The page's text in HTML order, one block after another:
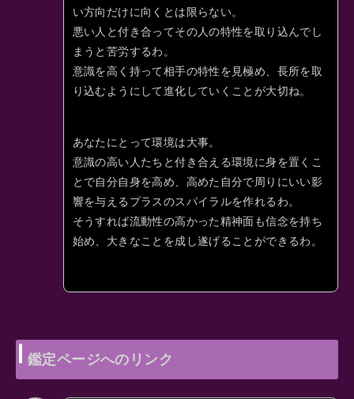
い方向だけに向くとは限らない。
悪い人と付き合ってその人の特性を取り込んでし
まうと苦労するわ。
意識を高く持って相手の特性を見極め、長所を取
り込むようにして進化していくことが大切ね。
あなたにとって環境は大事。
意識の高い人たちと付き合える環境に身を置くこ
とで自分自身を高め、高めた自分で周りにいい影
響を与えるプラスのスパイラルを作れるわ。
そうすれば流動性の高かった精神面も信念を持ち
始め、大きなことを成し遂げることができるわ。
鑑定ページへのリンク